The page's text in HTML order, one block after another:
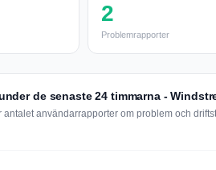
2
Problemrapporter
de senaste 24 timmarna -
antalet användarrapporter om problem och